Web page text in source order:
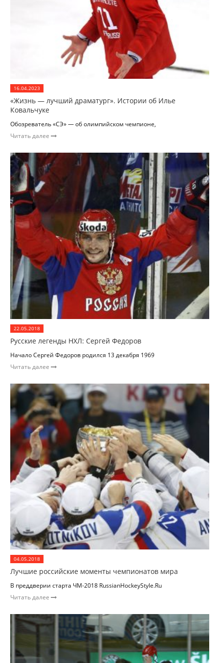
16.04.2023
«Жизнь — лучший драматург». Истории об Илье
Ковальчуке
Обозреватель «СЭ» — об олимпийском чемпионе,
Читать далее
22.05.2018
Русские легенды НХЛ: Сергей Федоров
Начало Сергей Федоров родился 13 декабря 1969
Читать далее
04.05.2018
Лучшие российские моменты чемпионатов мира
В преддверии старта ЧМ-2018 RussianHockeyStyle.Ru
Читать далее